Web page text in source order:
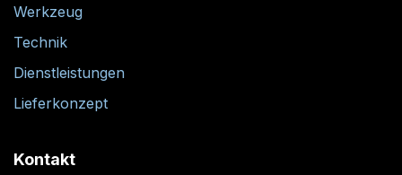
Werkzeug
Technik
Dienstleistungen
Lieferkonzept
Kontakt